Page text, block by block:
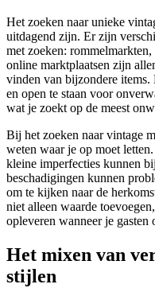
Het zoeken naar unieke
uitdagend zijn. Er zijn
met zoeken:
online marktplaatsen zijn
vinden van bijzondere
en open te staan voor
wat je zoekt op de meest
Bij het zoeken naar vintage
weten waar je op moet
kleine imperfecties kunnen
beschadigingen kunnen
om te kijken naar de
niet alleen waarde
opleveren wanneer je gasten
Het mixen van
stijlen